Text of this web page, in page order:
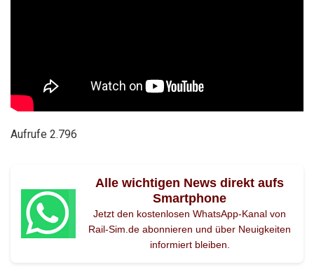
Aufrufe 2.796
Alle wichtigen News direkt aufs
Smartphone
Jetzt den kostenlosen WhatsApp-Kanal von
Rail-Sim.de abonnieren und über Neuigkeiten
informiert bleiben.